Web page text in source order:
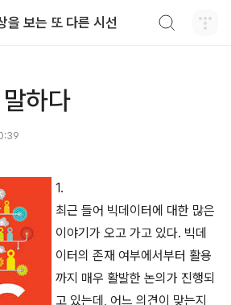
을 보는 또 다른 시선
하다
1.
최근 들어 빅데이터에 대한 많은
이야기가 오고 가고 있다. 빅데
이터의 존재 여부에서부터 활용
까지 매우 활발한 논의가 진행되
고 있는데, 어느 의견이 맞는지